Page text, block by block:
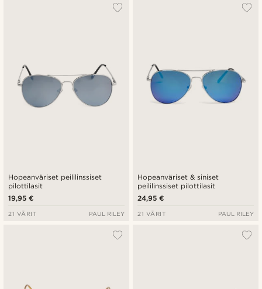
Hopeanväriset peililinssiset
pilottilasit
19,95 €
21 VÄRIT PAUL RILEY
Hopeanväriset & siniset
peililinssiset pilottilasit
24,95 €
21 VÄRIT PAUL RILEY